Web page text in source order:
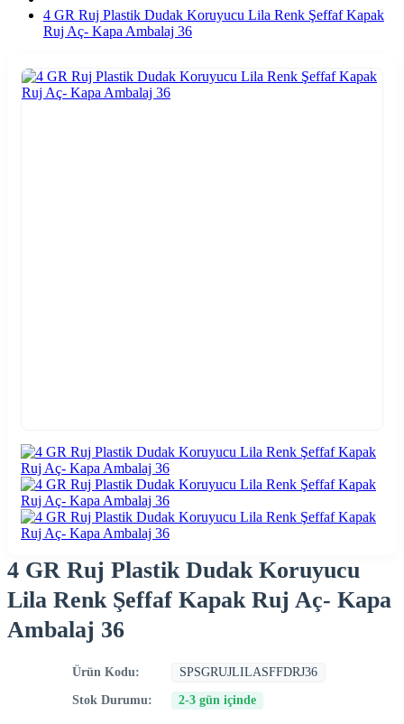
4 GR Ruj Plastik Dudak Koruyucu Lila Renk Şeffaf Kapak
Ruj Aç- Kapa Ambalaj 36
4 GR Ruj Plastik Dudak Koruyucu
Lila Renk Şeffaf Kapak Ruj Aç- Kapa
Ambalaj 36
Ürün Kodu: SPSGRUJLILASFFDRJ36
Stok Durumu: 2-3 gün içinde